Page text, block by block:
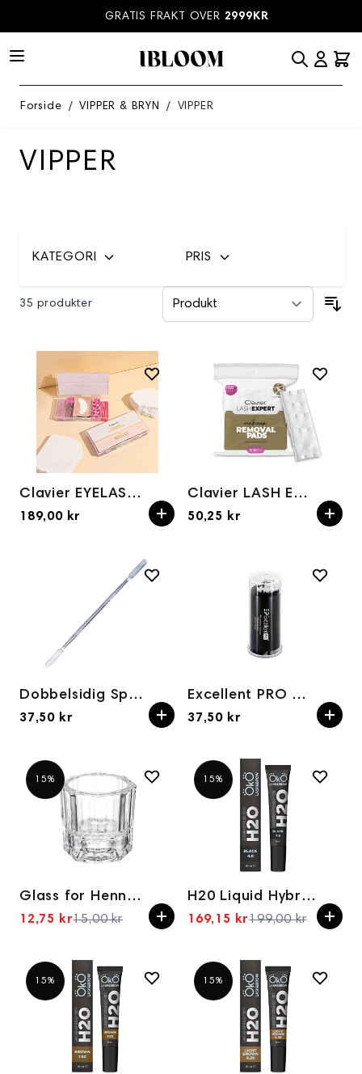
GRATIS FRAKT OVER2999KR
Forside / VIPPER & BRYN / VIPPER
VIPPER
KATEGORI PRIS
35 produkter
Clavier EYELASH EXTENSION SET
189,00 kr
Clavier LASH EXPERT makeup removal pads 222pcs
50,25 kr
Dobbelsidig Spatula
37,50 kr
Excellent PRO mikroapplikatorer i plast – 100 stk
37,50 kr
15%
Glass for Henna Diluting OKO
Spesialpris
12,75 kr15,00 kr
15%
H20 Liquid Hybrid Tint Black 4.0, 15 ml
Spesialpris
169,15 kr199,00 kr
15% 15%